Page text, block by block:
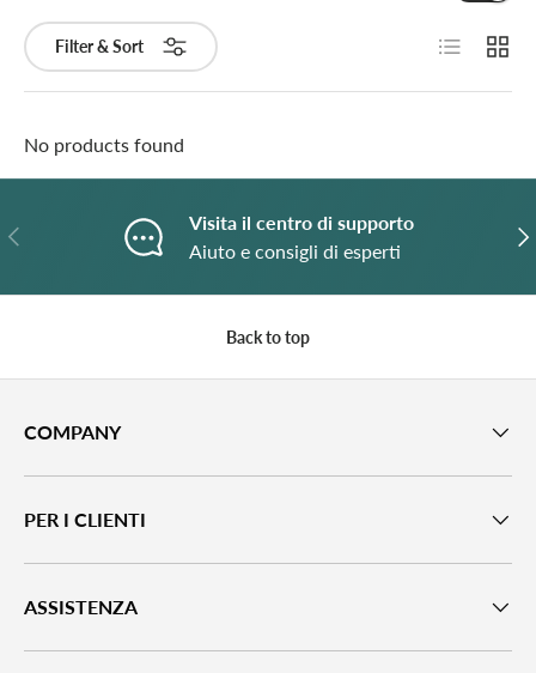
Filter & Sort List Grid
No products found
Previous
Visita il centro di supporto
Aiuto e consigli di esperti
Back to top
COMPANY
PER I CLIENTI
ASSISTENZA